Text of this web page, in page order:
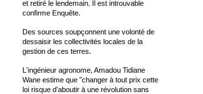
et retiré le lendemain. Il est introuvable
confirme Enquête.
Des sources soupçonnent une volonté de
dessaisir les collectivités locales de la
gestion de ces terres.
L'ingénieur agronome, Amadou Tidiane
Wane estime que "changer à tout prix cette
loi risque d'aboutir à une révolution sans